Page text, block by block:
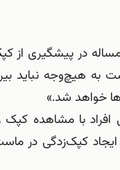
در پیشگیری از
هیچ‌وجه نباید
خواهد شد.»
افراد با مشاهده
کپک‌زدگی در